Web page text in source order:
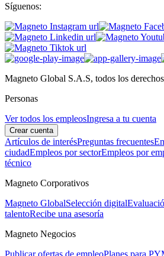
Síguenos:
Magneto Global S.A.S, todos los
Personas
Ver todos los empleosIngresa a tu cuenta
Crear cuenta
Artículos de interésPreguntas frecuentes
ciudadEmpleos por sectorEmpleos por
técnico
Magneto Corporativos
Magneto GlobalSelección digital
talentoRecibe una asesoría
Magneto Negocios
Publicar ofertas de empleoPlanes para